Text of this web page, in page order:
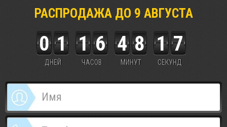
РАСПРОДАЖА ДО 9 АВГУСТА
0 1
ДНЕЙ
1 6
ЧАСОВ
4 8
МИНУТ
1 7
СЕКУНД